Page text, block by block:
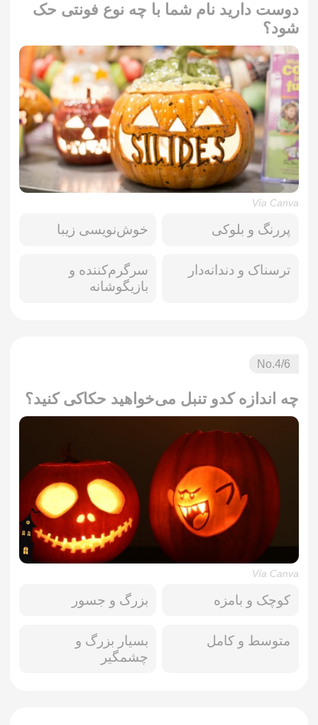
دوست دارید نام شما با چه نوع فونتی حک
شود؟
Vía Canva
پررنگ و بلوکی خوش‌نویسی زیبا
ترسناک و دندانه‌دار
سرگرم‌کننده و
بازیگوشانه
No.4/6
چه اندازه کدو تنبل می‌خواهید حکاکی کنید؟
Vía Canva
کوچک و بامزه بزرگ و جسور
متوسط و کامل
بسیار بزرگ و
چشمگیر